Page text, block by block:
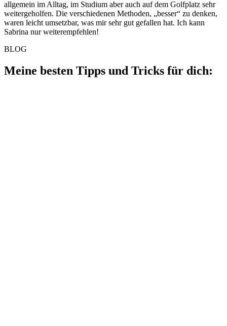
allgemein im Alltag, im Studium aber auch auf dem Golfplatz sehr
weitergeholfen. Die verschiedenen Methoden, „besser“ zu denken,
waren leicht umsetzbar, was mir sehr gut gefallen hat. Ich kann
Sabrina nur weiterempfehlen!
BLOG
Meine besten Tipps und Tricks für dich: